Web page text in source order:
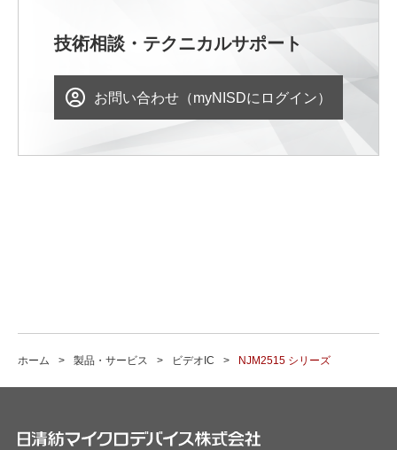
技術相談・テクニカルサポート
お問い合わせ（myNISDにログイン）
ホーム 製品・サービス ビデオIC NJM2515 シリーズ